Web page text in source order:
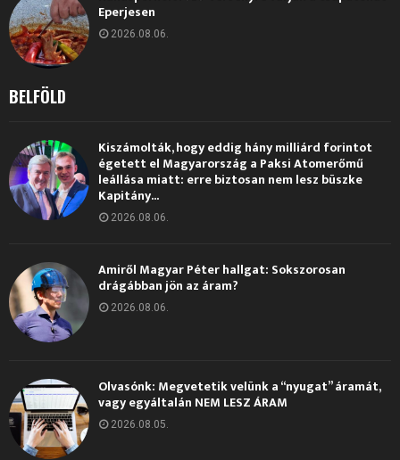
Eperjesen
2026.08.06.
BELFÖLD
Kiszámolták, hogy eddig hány milliárd forintot
égetett el Magyarország a Paksi Atomerőmű
leállása miatt: erre biztosan nem lesz büszke
Kapitány...
2026.08.06.
Amiről Magyar Péter hallgat: Sokszorosan
drágábban jön az áram?
2026.08.06.
Olvasónk: Megvetetik velünk a “nyugat” áramát,
vagy egyáltalán NEM LESZ ÁRAM
2026.08.05.